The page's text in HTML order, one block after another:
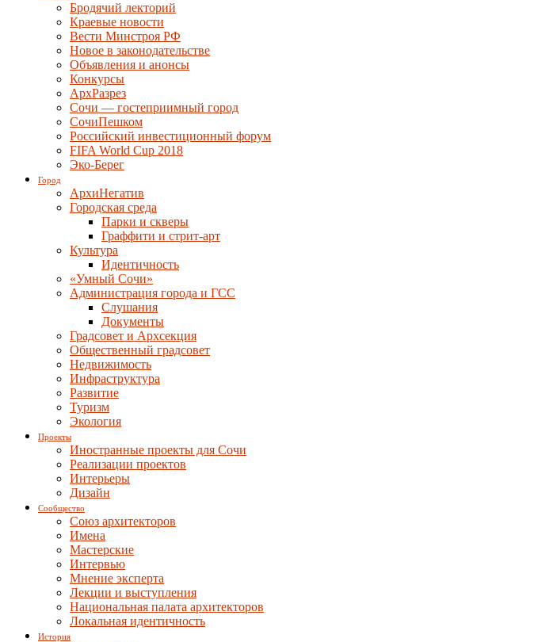
Бродячий лекторий
Краевые новости
Вести Минстроя РФ
Новое в законодательстве
Объявления и анонсы
Конкурсы
АрхРазрез
Сочи — гостеприимный город
СочиПешком
Российский инвестиционный форум
FIFA World Cup 2018
Эко-Берег
Город
АрхиНегатив
Городская среда
Парки и скверы
Граффити и стрит-арт
Культура
Идентичность
«Умный Сочи»
Администрация города и ГСС
Слушания
Документы
Градсовет и Архсекция
Общественный градсовет
Недвижимость
Инфраструктура
Развитие
Туризм
Экология
Проекты
Иностранные проекты для Сочи
Реализации проектов
Интерьеры
Дизайн
Сообщество
Союз архитекторов
Имена
Мастерские
Интервью
Мнение эксперта
Лекции и выступления
Национальная палата архитекторов
Локальная идентичность
История